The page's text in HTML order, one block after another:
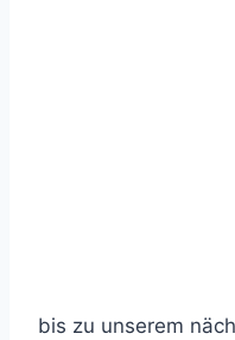
bis zu unserem